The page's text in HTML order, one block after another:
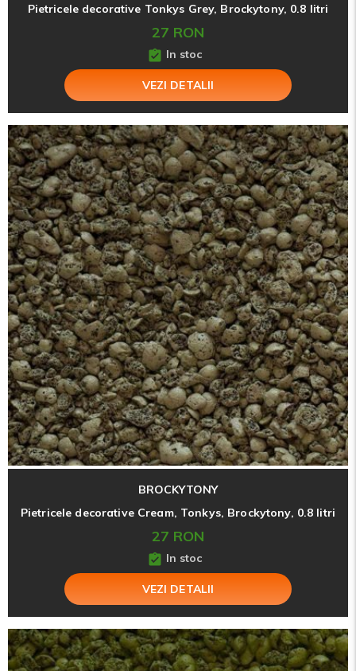
Pietricele decorative Tonkys Grey, Brockytony, 0.8 litri
27 RON
In stoc
VEZI DETALII
BROCKYTONY
Pietricele decorative Cream, Tonkys, Brockytony, 0.8 litri
27 RON
In stoc
VEZI DETALII